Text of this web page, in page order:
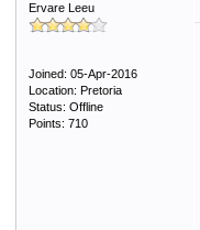
Ervare Leeu
Joined: 05-Apr-2016
Location: Pretoria
Status: Offline
Points: 710